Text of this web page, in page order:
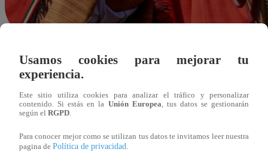
03 de junio 2026
El candidato presidencial por Juntos por el Perú,
denunció una falta de “igualdad de condiciones
Usamos cookies para mejorar tu
experiencia.
Este sitio utiliza cookies para analizar el tráfico y personalizar
contenido. Si estás en la Unión Europea, tus datos se gestionarán
según el RGPD.
Para conocer mejor como se utilizan tus datos te invitamos leer nuestra
pagina de Política de privacidad.